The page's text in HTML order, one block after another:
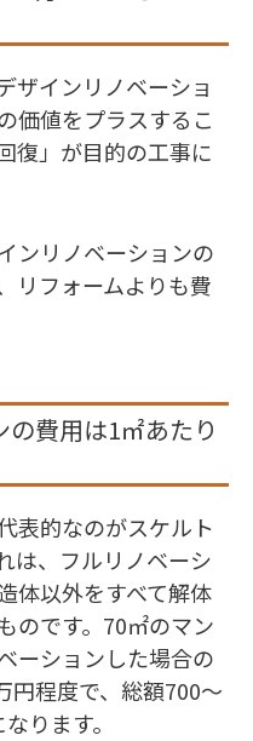
ザインリノベーショ
価値をプラスするこ
復」が目的の工事に
ンリノベーションの
リフォームよりも費
費用は1㎡あたり
表的なのがスケルト
は、フルリノベーシ
体以外をすべて解体
のです。70㎡のマン
ーションした場合の
円程度で、総額700～
ります。